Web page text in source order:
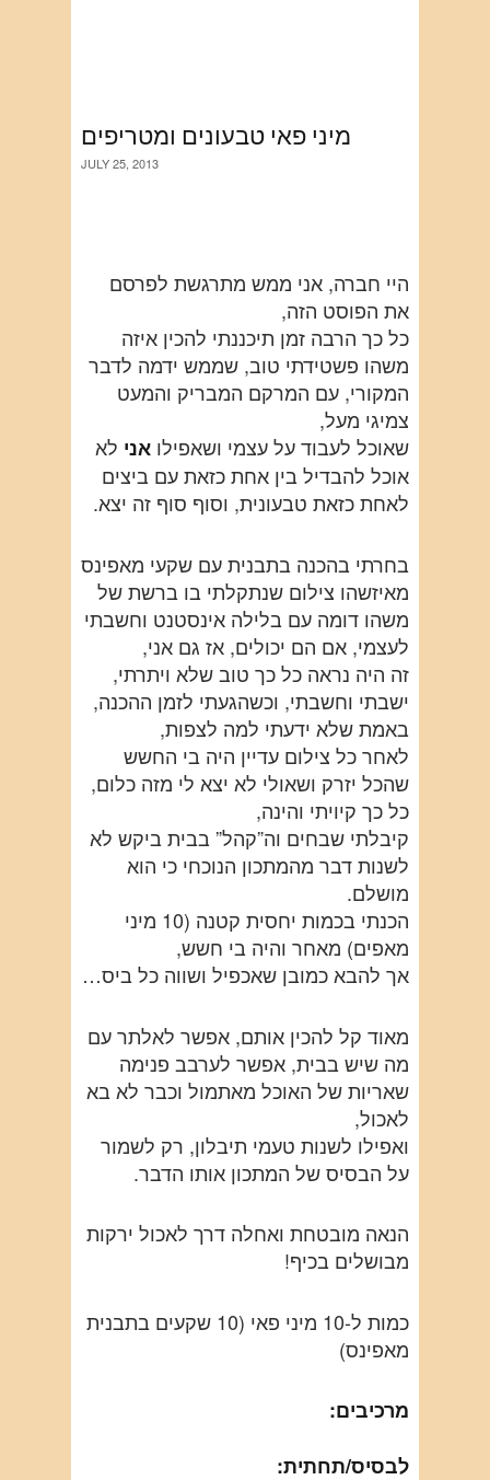
מיני פאי טבעונים ומטריפים
JULY 25, 2013
היי חברה, אני ממש מתרגשת לפרסם
את הפוסט הזה,
כל כך הרבה זמן תיכננתי להכין איזה
משהו פשטידתי טוב, שממש ידמה לדבר
המקורי, עם המרקם המבריק והמעט
צמיגי מעל,
שאוכל לעבוד על עצמי ושאפילו אני לא
אוכל להבדיל בין אחת כזאת עם ביצים
לאחת כזאת טבעונית, וסוף סוף זה יצא.
בחרתי בהכנה בתבנית עם שקעי מאפינס
מאיזשהו צילום שנתקלתי בו ברשת של
משהו דומה עם בלילה אינסטנט וחשבתי
לעצמי, אם הם יכולים, אז גם אני,
זה היה נראה כל כך טוב שלא ויתרתי,
ישבתי וחשבתי, וכשהגעתי לזמן ההכנה,
באמת שלא ידעתי למה לצפות,
לאחר כל צילום עדיין היה בי החשש
שהכל יזרק ושאולי לא יצא לי מזה כלום,
כל כך קיויתי והינה,
קיבלתי שבחים וה”קהל” בבית ביקש לא
לשנות דבר מהמתכון הנוכחי כי הוא
מושלם.
הכנתי בכמות יחסית קטנה (10 מיני
מאפים) מאחר והיה בי חשש,
אך להבא כמובן שאכפיל ושווה כל ביס…
מאוד קל להכין אותם, אפשר לאלתר עם
מה שיש בבית, אפשר לערבב פנימה
שאריות של האוכל מאתמול וכבר לא בא
לאכול,
ואפילו לשנות טעמי תיבלון, רק לשמור
על הבסיס של המתכון אותו הדבר.
הנאה מובטחת ואחלה דרך לאכול ירקות
מבושלים בכיף!
כמות ל-10 מיני פאי (10 שקעים בתבנית
מאפינס)
מרכיבים:
לבסיס/תחתית: